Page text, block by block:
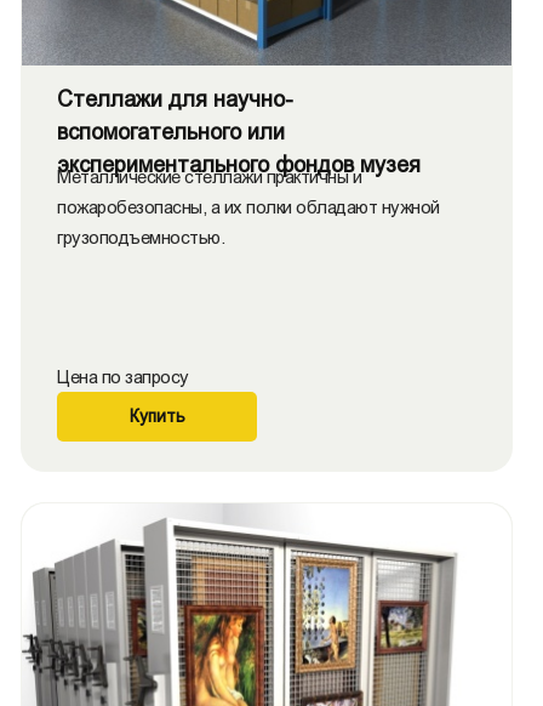
Стеллажи для научно-
вспомогательного или
экспериментального фондов музея
Металлические стеллажи практичны и
пожаробезопасны, а их полки обладают нужной
грузоподъемностью.
Цена по запросу
Купить